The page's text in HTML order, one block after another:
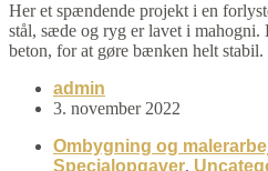
Her et spændende projekt i en
stål, sæde og ryg er lavet i
beton, for at gøre bænken helt stabil.
admin
3. november 2022
Ombygning og
Specialopgaver,